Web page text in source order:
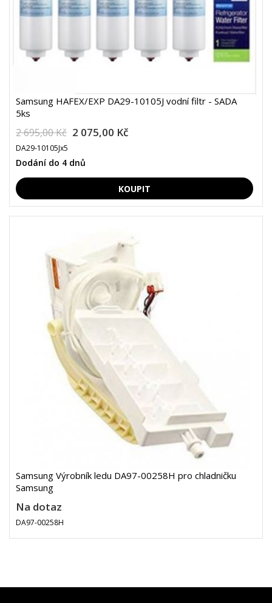
Samsung HAFEX/EXP DA29-10105J vodní filtr - SADA
5ks
2 695,00 Kč 2 075,00 Kč
DA29-10105Jx5
Dodání do 4 dnů
Samsung Výrobník ledu DA97-00258H pro chladničku
Samsung
Na dotaz
DA97-00258H